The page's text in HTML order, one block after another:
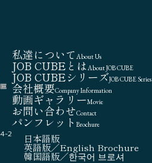
2
私達について About Us
JOB CUBEとはAbout JOB CUBE
JOB CUBEシリーズJOB CUBE Series
会社概要Company Information
動画ギャラリーMovie
お問い合わせContact
パンフレット Brochure
日本語版
英語版／English Brochure
韓国語版／한국어 브로셔